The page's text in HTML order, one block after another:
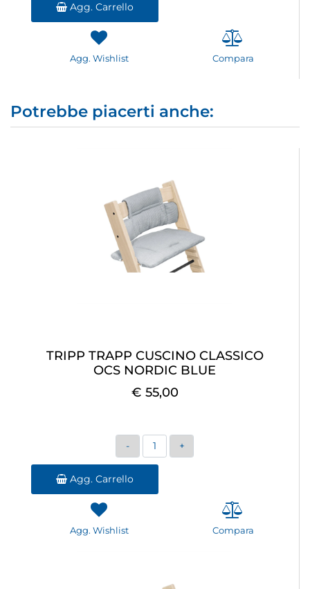
Agg. Carrello
Agg. Wishlist Compara
Potrebbe piacerti anche:
TRIPP TRAPP CUSCINO CLASSICO
OCS NORDIC BLUE
€ 55,00
Quantità
Agg. Carrello
Agg. Wishlist Compara